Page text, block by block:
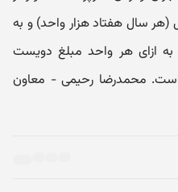
سال هفتاد هزار واحد) و به
به ازای هر واحد مبلغ دویست
ریال مجاز است. محمدرضا رحیمی -‏ معاون